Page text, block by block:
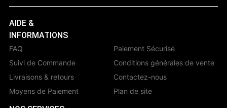
AIDE &
INFORMATIONS
FAQ
Suivi de Commande
Livraisons & retours
Moyens de Paiement
Paiement Sécurisé
Conditions générales de vente
Contactez-nous
Plan de site